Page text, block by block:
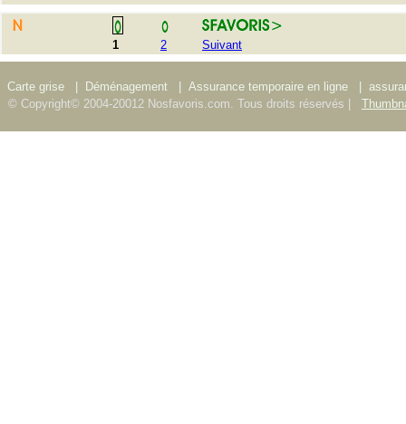
1 2 Suivant
Carte grise Déménagement Assurance temporaire en ligne
© Copyright© 2004-20012 Nosfavoris.com. Tous droits réservés |